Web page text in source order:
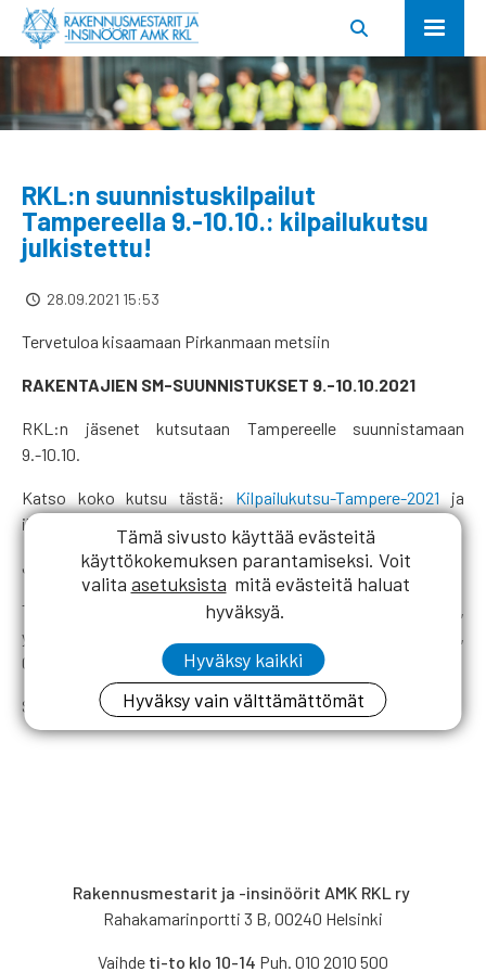
RKL:n suunnistuskilpailut
Tampereella 9.-10.10.: kilpailukutsu
julkistettu!
28.09.2021 15:53
Tervetuloa kisaamaan Pirkanmaan metsiin
RAKENTAJIEN SM-SUUNNISTUKSET 9.-10.10.2021
RKL:n jäsenet kutsutaan Tampereelle suunnistamaan
9.-10.10.
Katso koko kutsu tästä: Kilpailukutsu-Tampere-2021 ja
ilmoittaudu äkkiä mukaan!
Järjestäjät:
Tampereen rakennusmestarit ja insinöörit AMK,
yhteyshenkilö Aarni Saviaho:
,
040 500 7122
Suunnistuksen järjestäminen: KooVee Suunnistusjaosto
Rakennusmestarit ja -insinöörit AMK RKL ry
Rahakamarinportti 3 B, 00240 Helsinki
Vaihde ti-to klo 10-14 Puh. 010 2010 500
Tämä sivusto käyttää evästeitä
käyttökokemuksen parantamiseksi. Voit
valita asetuksista mitä evästeitä haluat
hyväksyä.
Hyväksy kaikki
Hyväksy vain välttämättömät